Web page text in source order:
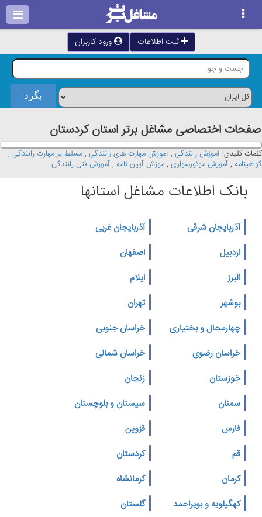
ثبت اطلاعات ورود کاربران
صفحات اختصاصی مشاغل برتر استان كردستان
کلمات کلیدی: آموزش رانندگی , آموزش مهارت های رانندگی , مسلط بر مهارت رانندگی ,
گواهینامه , آموزش موتورسواری , موزش آیین نامه , آموزش فنی رانندگی
بانک اطلاعات مشاغل استانها
آذربایجان شرقی
آذربایجان غربی
اردبیل
اصفهان
البرز
ایلام
بوشهر
تهران
چهارمحال و بختیاری
خراسان جنوبی
خراسان رضوی
خراسان شمالی
خوزستان
زنجان
سمنان
سیستان و بلوچستان
فارس
قزوین
قم
کردستان
کرمان
کرمانشاه
کهگیلویه و بویراحمد
گلستان